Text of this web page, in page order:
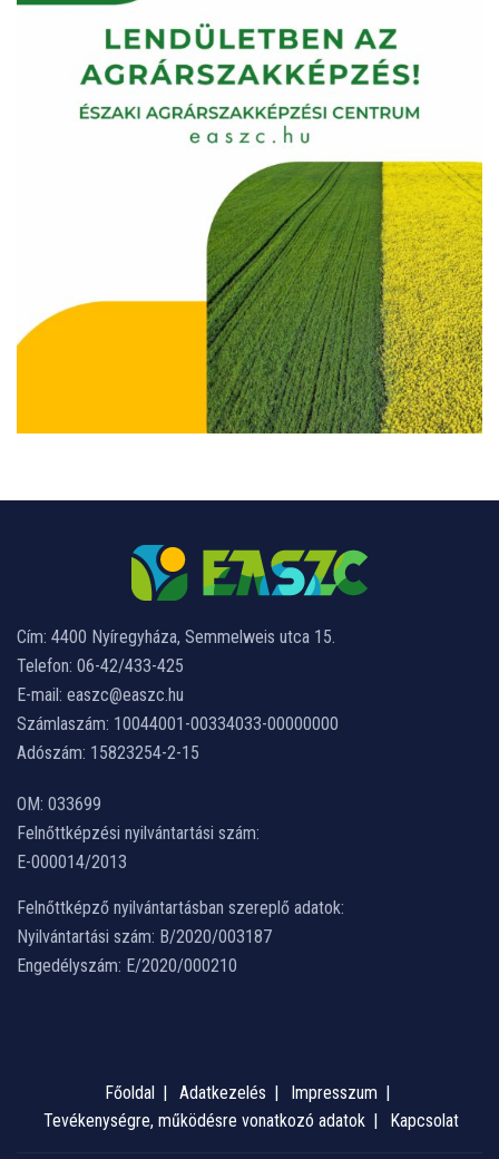
Cím: 4400 Nyíregyháza, Semmelweis utca 15.
Telefon: 06-42/433-425
E-mail: easzc@easzc.hu
Számlaszám: 10044001-00334033-00000000
Adószám: 15823254-2-15
OM: 033699
Felnőttképzési nyilvántartási szám:
E-000014/2013
Felnőttképző nyilvántartásban szereplő adatok:
Nyilvántartási szám: B/2020/003187
Engedélyszám: E/2020/000210
Főoldal Adatkezelés
Impresszum
Tevékenységre, működésre vonatkozó adatok
Kapcsolat